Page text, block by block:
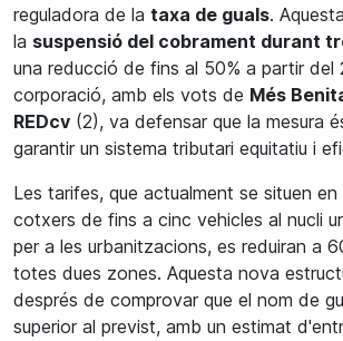
reguladora de la taxa de guals.
la suspensió del cobrament durant
una reducció de fins al 50% a partir del
corporació, amb els vots de Més
REDcv (2), va defensar que la mesura
garantir un sistema tributari equitatiu i
Les tarifes, que actualment se situen
cotxers de fins a cinc vehicles al nucli
per a les urbanitzacions, es reduiran a
totes dues zones. Aquesta nova
després de comprovar que el nom de
superior al previst, amb un estimat